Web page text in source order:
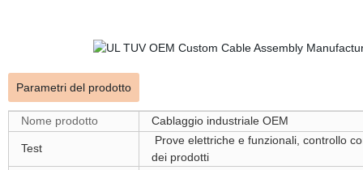
Parametri del prodotto
Nome prodotto Cablaggio industriale OEM
Test
Prove elettriche e funzionali, controllo
dei prodotti